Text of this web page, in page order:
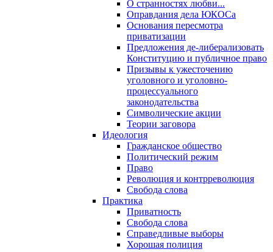
О странностях любви...
Оправдания дела ЮКОСа
Основания пересмотра
приватизации
Предложения де-либерализовать
Конституцию и публичное право
Призывы к ужесточению
уголовного и уголовно-
процессуального
законодательства
Символические акции
Теории заговора
Идеология
Гражданское общество
Политический режим
Право
Революция и контрреволюция
Свобода слова
Практика
Приватность
Свобода слова
Справедливые выборы
Хорошая полиция